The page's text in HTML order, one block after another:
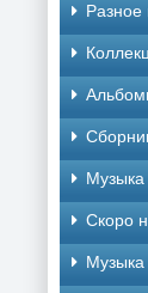
Разное
Музыка
Скоро
Музыка